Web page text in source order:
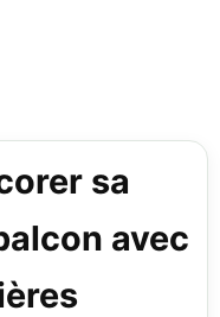
sa
avec